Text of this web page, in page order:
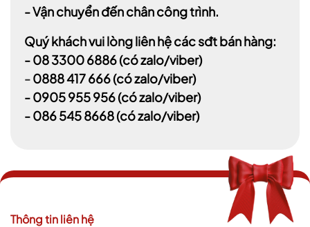
- Vận chuyển đến chân công trình.
Quý khách vui lòng liên hệ các sđt bán hàng:
-08 3300 6886(có zalo/viber)
-0888 417 666(có zalo/viber)
-0905 955 956(có zalo/viber)
- 086 545 8668(có zalo/viber)
Thông tin liên hệ